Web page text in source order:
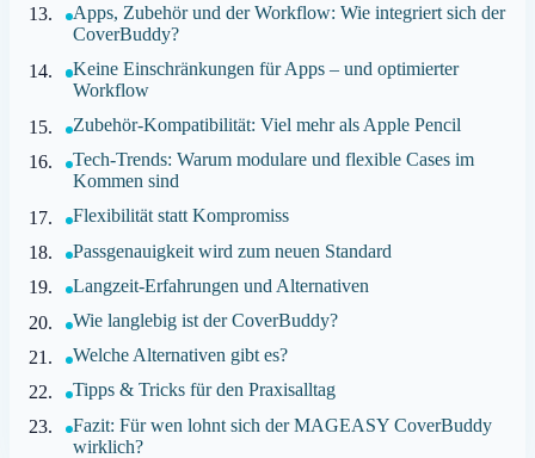
Apps, Zubehör und der Workflow: Wie integriert sich der
CoverBuddy?
Keine Einschränkungen für Apps – und optimierter
Workflow
Zubehör-Kompatibilität: Viel mehr als Apple Pencil
Tech-Trends: Warum modulare und flexible Cases im
Kommen sind
Flexibilität statt Kompromiss
Passgenauigkeit wird zum neuen Standard
Langzeit-Erfahrungen und Alternativen
Wie langlebig ist der CoverBuddy?
Welche Alternativen gibt es?
Tipps & Tricks für den Praxisalltag
Fazit: Für wen lohnt sich der MAGEASY CoverBuddy
wirklich?